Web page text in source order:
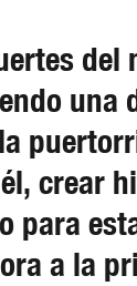
del
una
crear
para
a la